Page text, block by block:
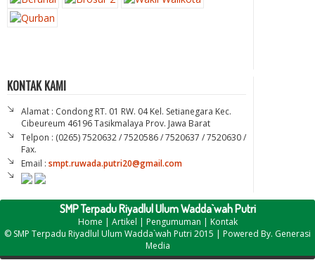
KONTAK KAMI
Alamat : Condong RT. 01 RW. 04 Kel. Setianegara Kec.
Cibeureum 46196 Tasikmalaya Prov. Jawa Barat
Telpon : (0265) 7520632 / 7520586 / 7520637 / 7520630 /
Fax.
Email : smpt.ruwada.putri20@gmail.com
SMP Terpadu Riyadlul Ulum Wadda`wah Putri
Home | Artikel | Pengumuman | Kontak
© SMP Terpadu Riyadlul Ulum Wadda`wah Putri 2015 | Powered By. Generasi
Media